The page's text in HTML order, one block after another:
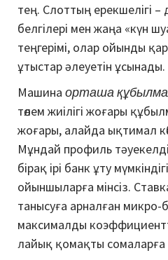
тең. Слоттың ерекшелігі –
белгілері мен жаңа «күн
теңгерімі, олар ойынды
ұтыстар әлеуетін ұсынады.
Машина орташа
төлем жиілігі жоғары
жоғары, алайда ықтимал
Мұндай профиль
бірақ ірі банк ұту
ойыншыларға мінсіз.
танысуға арналған микро-
максималды
лайық қомақты сомаларға